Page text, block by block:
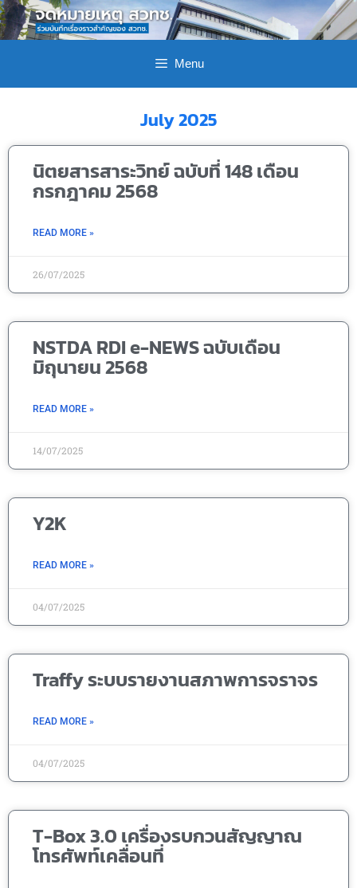
Menu
July 2025
นิตยสารสาระวิทย์ ฉบับที่ 148 เดือน
กรกฎาคม 2568
READ MORE »
26/07/2025
NSTDA RDI e-NEWS ฉบับเดือน
มิถุนายน 2568
READ MORE »
14/07/2025
Y2K
READ MORE »
04/07/2025
Traffy ระบบรายงานสภาพการจราจร
READ MORE »
04/07/2025
T-Box 3.0 เครื่องรบกวนสัญญาณ
โทรศัพท์เคลื่อนที่